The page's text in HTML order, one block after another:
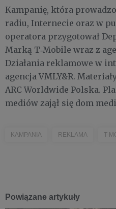
Kampanię, która
radiu, Internecie oraz w
operatora przygotował
Marką T‑Mobile wraz z
Działania reklamowe w
agencja VMLY&R.
ARC Worldwide Polska.
mediów zajął się dom
KAMPANIA REKLAMA T-
Powiązane artykuły